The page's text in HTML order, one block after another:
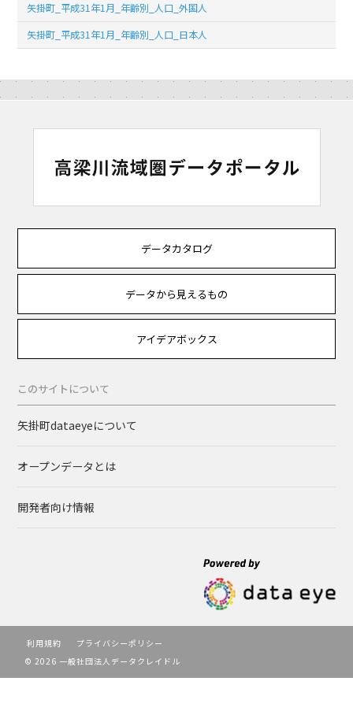
矢掛町_平成31年1月_年齢別_人口_外国人
矢掛町_平成31年1月_年齢別_人口_日本人
データカタログ
データから見えるもの
アイデアボックス
このサイトについて
矢掛町dataeyeについて
オープンデータとは
開発者向け情報
利用規約
プライバシーポリシー
© 2026 一般社団法人データクレイドル